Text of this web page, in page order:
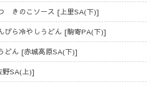
きのこソース [上里SA(下)]
ぴら冷やしうどん [駒寄PA(下)]
どん [赤城高原SA(下)]
野SA(上)]